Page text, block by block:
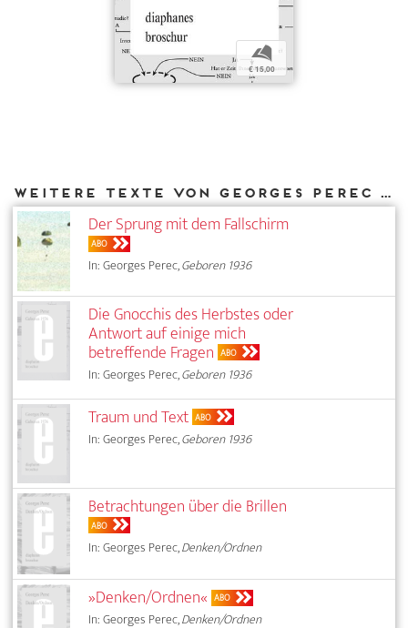
b
€ 15,00
Weitere Texte von Georges Perec bei DIAPHANES
Der Sprung mit dem Fallschirm
ABO
In: Georges Perec,Geboren 1936
Die Gnocchis des Herbstes oder
Antwort auf einige mich
betreffende Fragen ABO
In: Georges Perec,Geboren 1936
Traum und Text ABO
In: Georges Perec,Geboren 1936
Betrachtungen über die Brillen
ABO
In: Georges Perec,Denken/Ordnen
»Denken/Ordnen« ABO
In: Georges Perec,Denken/Ordnen